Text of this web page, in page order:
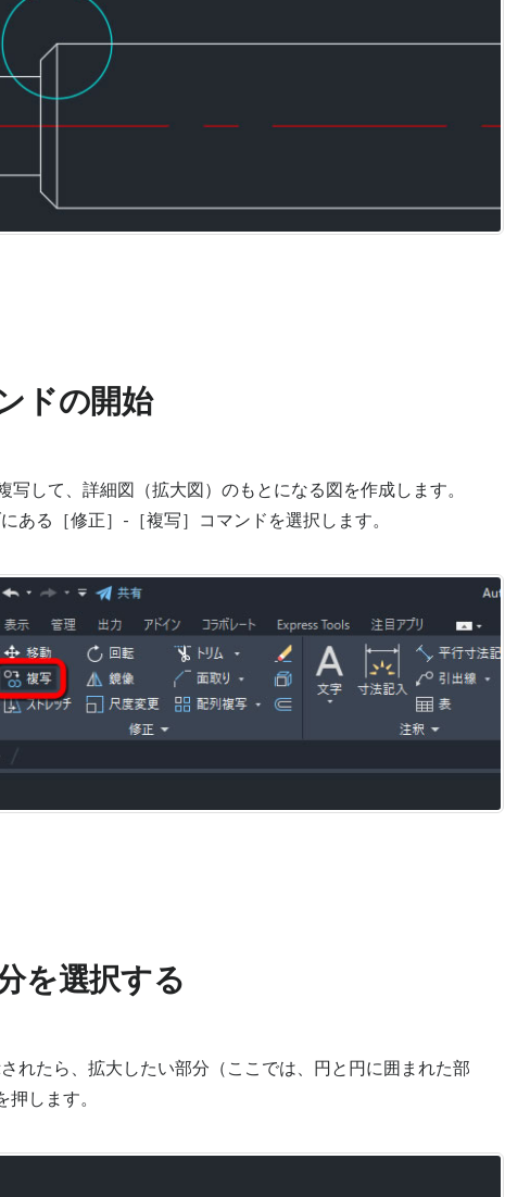
ドの開始
して、詳細図（拡大図）のもとになる図を作成します。
ある［修正］-［複写］コマンドを選択します。
を選択する
れたら、拡大したい部分（ここでは、円と円に囲まれた部
します。